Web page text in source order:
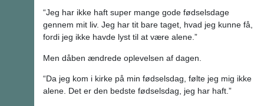
“Jeg har ikke haft super mange gode fødselsdage
gennem mit liv. Jeg har tit bare taget, hvad jeg kunne få,
fordi jeg ikke havde lyst til at være alene.”
Men dåben ændrede oplevelsen af dagen.
“Da jeg kom i kirke på min fødselsdag, følte jeg mig ikke
alene. Det er den bedste fødselsdag, jeg har haft.”